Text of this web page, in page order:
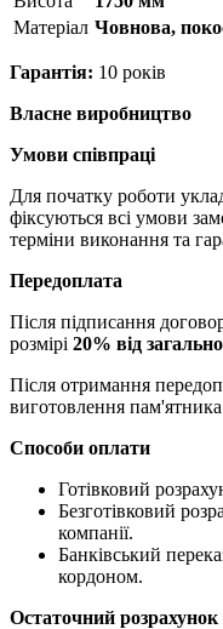
Матерiал Човнова,
Гарантія: 10 років
Власне виробництво
Умови співпраці
Для початку роботи
фіксуються всі умови
терміни виконання та
Передоплата
Після підписання
розмірі 20% від
Після отримання
виготовлення пам'ятника
Способи оплати
Готівковий
Безготівковий
компанії.
Банківський
кордоном.
Остаточний розрахунок